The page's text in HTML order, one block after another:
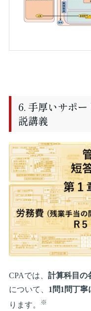
6. 手厚いサポ
説講義
CPAでは、 計算科目の
について、 1問1問丁寧
ります。
※